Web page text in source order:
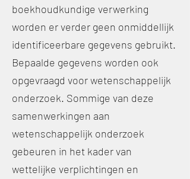
boekhoudkundige verwerking
worden er verder geen onmiddellijk
identificeerbare gegevens gebruikt.
Bepaalde gegevens worden ook
opgevraagd voor wetenschappelijk
onderzoek. Sommige van deze
samenwerkingen aan
wetenschappelijk onderzoek
gebeuren in het kader van
wettelijke verplichtingen en